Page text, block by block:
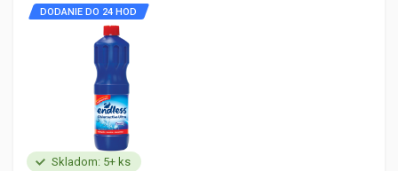
Skladom: 5+ ks
DODANIE DO 24 HOD